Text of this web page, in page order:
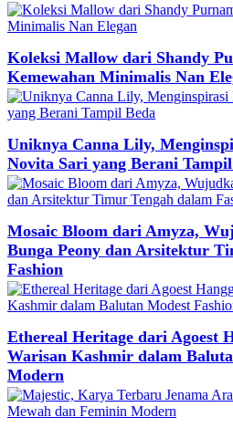
Koleksi Mallow dari Shandy
Kemewahan Minimalis Nan
Uniknya Canna Lily,
Novita Sari yang Berani
Mosaic Bloom dari Amyza,
Bunga Peony dan Arsitektur
Fashion
Ethereal Heritage dari Agoest
Warisan Kashmir dalam
Modern